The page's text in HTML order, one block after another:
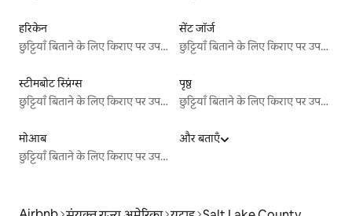
हरिकेन
छुट्टियाँ बिताने के लिए किराए पर उपलब्ध जगहें
सेंट जॉर्ज
छुट्टियाँ बिताने के लिए किराए पर उपलब्ध जगहें
स्टीमबोट स्प्रिंग्स
छुट्टियाँ बिताने के लिए किराए पर उपलब्ध जगहें
पृष्ठ
छुट्टियाँ बिताने के लिए किराए पर उपलब्ध जगहें
मोआब
छुट्टियाँ बिताने के लिए किराए पर उपलब्ध जगहें
और बताएँ